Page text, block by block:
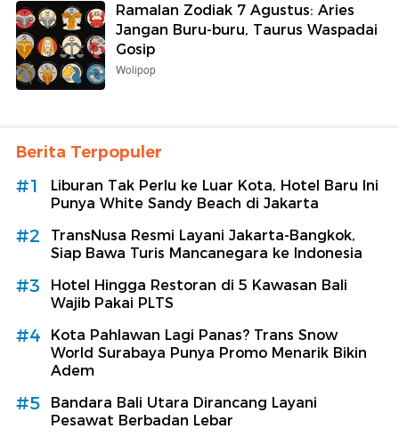
Ramalan Zodiak 7 Agustus: Aries
Jangan Buru-buru, Taurus Waspadai
Gosip
Wolipop
Berita Terpopuler
#1
Liburan Tak Perlu ke Luar Kota, Hotel Baru Ini
Punya White Sandy Beach di Jakarta
#2
TransNusa Resmi Layani Jakarta-Bangkok,
Siap Bawa Turis Mancanegara ke Indonesia
#3
Hotel Hingga Restoran di 5 Kawasan Bali
Wajib Pakai PLTS
#4
Kota Pahlawan Lagi Panas? Trans Snow
World Surabaya Punya Promo Menarik Bikin
Adem
#5
Bandara Bali Utara Dirancang Layani
Pesawat Berbadan Lebar